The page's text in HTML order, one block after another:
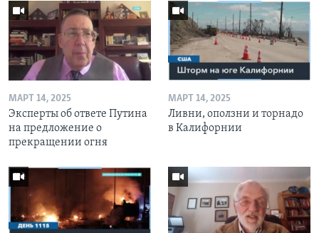
МАРТ 14, 2025
Эксперты об ответе Путина
на предложение о
прекращении огня
МАРТ 14, 2025
Ливни, оползни и торнадо
в Калифорнии